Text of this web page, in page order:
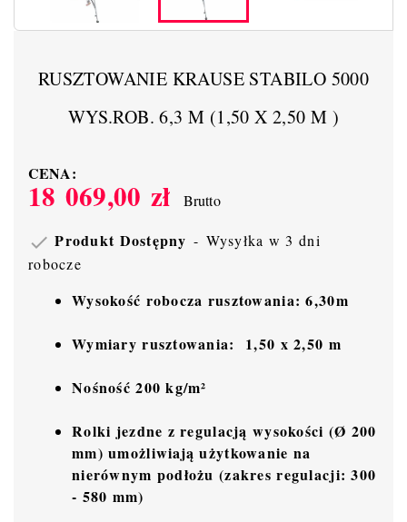
RUSZTOWANIE KRAUSE STABILO 5000
WYS.ROB. 6,3 M (1,50 X 2,50 M )
CENA:
18 069,00 zł Brutto
 Produkt Dostępny
Wysyłka w 3 dni
robocze
Wysokość robocza rusztowania: 6,30m
Wymiary rusztowania: 1,50 x 2,50 m
Nośność 200 kg/m²
Rolki jezdne z regulacją wysokości (Ø 200
mm) umożliwiają użytkowanie na
nierównym podłożu (zakres regulacji: 300
- 580 mm)